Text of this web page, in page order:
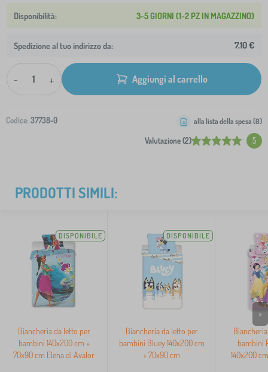
3-5 GIORNI (1-2 PZ IN MAGAZZINO)
Spedizione al tuo indirizzo da: 7,10 €
- + Aggiungi al carrello
Codice: 37738-0
Valutazione (2) 5
alla lista della spesa (0)
PRODOTTI SIMILI:
DISPONIBILE
Biancheria da letto per
bambini 140x200 cm +
70x90 cm Elena di Avalor
DISPONIBILE
Biancheria da letto per
bambini Bluey 140x200 cm
+ 70x90 cm
bambini
140x200
>